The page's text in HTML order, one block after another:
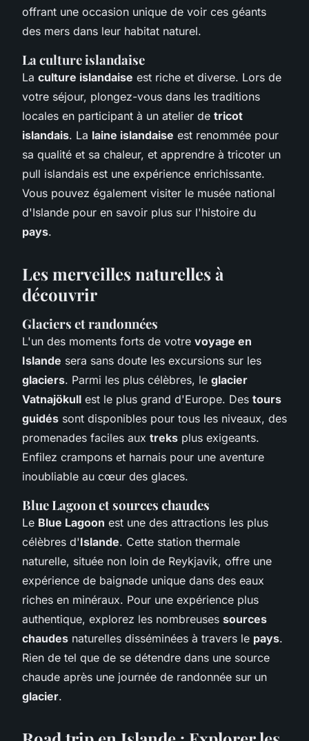
offrant une occasion unique de voir ces géants
des mers dans leur habitat naturel.
La culture islandaise
La culture islandaise est riche et diverse. Lors de
votre séjour, plongez-vous dans les traditions
locales en participant à un atelier de tricot
islandais. La laine islandaise est renommée pour
sa qualité et sa chaleur, et apprendre à tricoter un
pull islandais est une expérience enrichissante.
Vous pouvez également visiter le musée national
d'Islande pour en savoir plus sur l'histoire du
pays.
Les merveilles naturelles à
découvrir
Glaciers et randonnées
L'un des moments forts de votre voyage en
Islande sera sans doute les excursions sur les
glaciers. Parmi les plus célèbres, le glacier
Vatnajökull est le plus grand d'Europe. Des tours
guidés sont disponibles pour tous les niveaux, des
promenades faciles aux treks plus exigeants.
Enfilez crampons et harnais pour une aventure
inoubliable au cœur des glaces.
Blue Lagoon et sources chaudes
Le Blue Lagoon est une des attractions les plus
célèbres d'Islande. Cette station thermale
naturelle, située non loin de Reykjavik, offre une
expérience de baignade unique dans des eaux
riches en minéraux. Pour une expérience plus
authentique, explorez les nombreuses sources
chaudes naturelles disséminées à travers le pays.
Rien de tel que de se détendre dans une source
chaude après une journée de randonnée sur un
glacier.